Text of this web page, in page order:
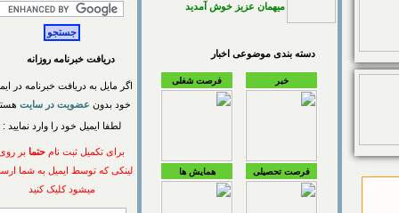
میهمان عزیز خوش آمدید
دسته بندی موضوعی اخبار
فرصت شغلی
فرصت تحصیلی همایش ها
دریافت خبرنامه روزانه
اگر مایل به دریافت خبرنامه در ایمیل
خود بدونعضویت در سایتهستید
لطفا ایمیل خود را وارد نمایید :
برای تکمیل ثبت نام حتمابر روی
لینکی که توسط ایمیل به شما ارسال
میشود کلیک کنید